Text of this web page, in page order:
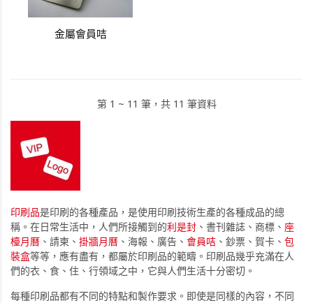
金屬會員咭
第 1 ~ 11 筆，共 11 筆資料
印刷品是印刷的各種產品，是使用印刷技術生產的各種成品的總
稱。在日常生活中，人們所接觸到的利是封 、書刊雜誌、商標、 座
檯月曆 、請柬、 掛牆月曆 、海報、廣告、 會員咭 、鈔票、賀卡、 包
裝盒等等，應有盡有，都屬於印刷品的範疇。印刷品幾乎充滿在人
們的衣、食、住、行領域之中，它與人們生活十分密切。
每種印刷品都有不同的特點和製作要求。即使是同樣的內容，不同